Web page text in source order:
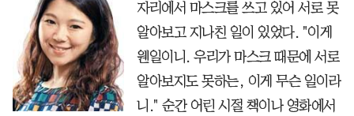
자리에서 마스크를 쓰고 있어 서로 못
알아보고 지나친 일이 있었다. "이게
웬일이니. 우리가 마스크 때문에 서로
알아보지도 못하는, 이게 무슨 일이라
니." 순간 어린 시절 책이나 영화에서